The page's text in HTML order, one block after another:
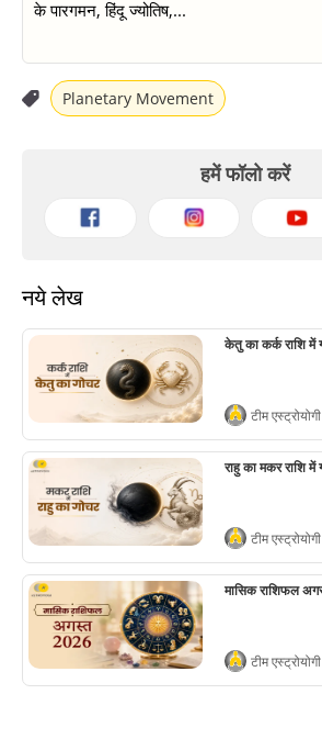
के पारगमन, हिंदू ज्योतिष,...
Planetary Movement
हमें फॉलो करें
नये लेख
केतु का कर्क राशि में
टीम एस्ट्रोयोगी
राहु का मकर राशि
टीम एस्ट्रोयोगी
मासिक राशिफल
टीम एस्ट्रोयोगी